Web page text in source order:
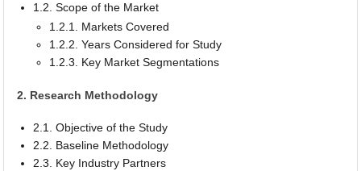
1.2. Scope of the Market
1.2.1. Markets Covered
1.2.2. Years Considered for Study
1.2.3. Key Market Segmentations
2. Research Methodology
2.1. Objective of the Study
2.2. Baseline Methodology
2.3. Key Industry Partners